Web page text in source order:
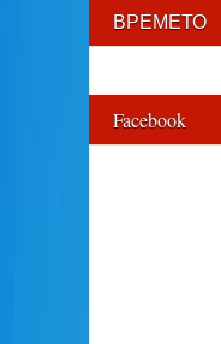
ВРЕМЕТО
Facebook